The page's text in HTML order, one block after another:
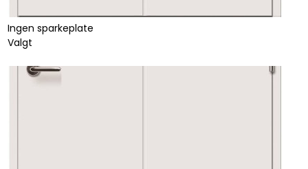
Ingen sparkeplate
Valgt